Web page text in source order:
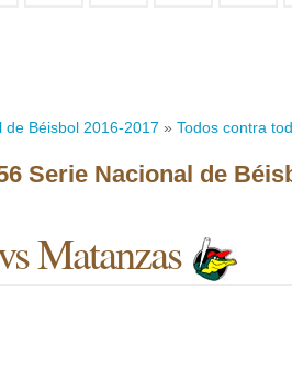
de Béisbol 2016-2017 » Todos contra
Serie Nacional de
Matanzas